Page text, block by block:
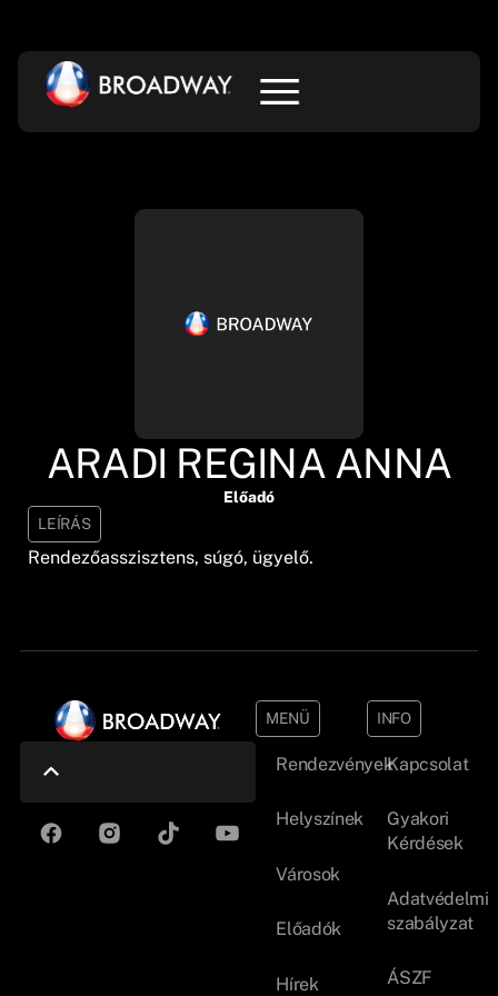
ARADI REGINA ANNA
Előadó
LEÍRÁS
Rendezőasszisztens, súgó, ügyelő.
MENÜ
Rendezvények
Helyszínek
Városok
Előadók
Hírek
INFO
Kapcsolat
Gyakori
Kérdések
Adatvédelmi
szabályzat
ÁSZF